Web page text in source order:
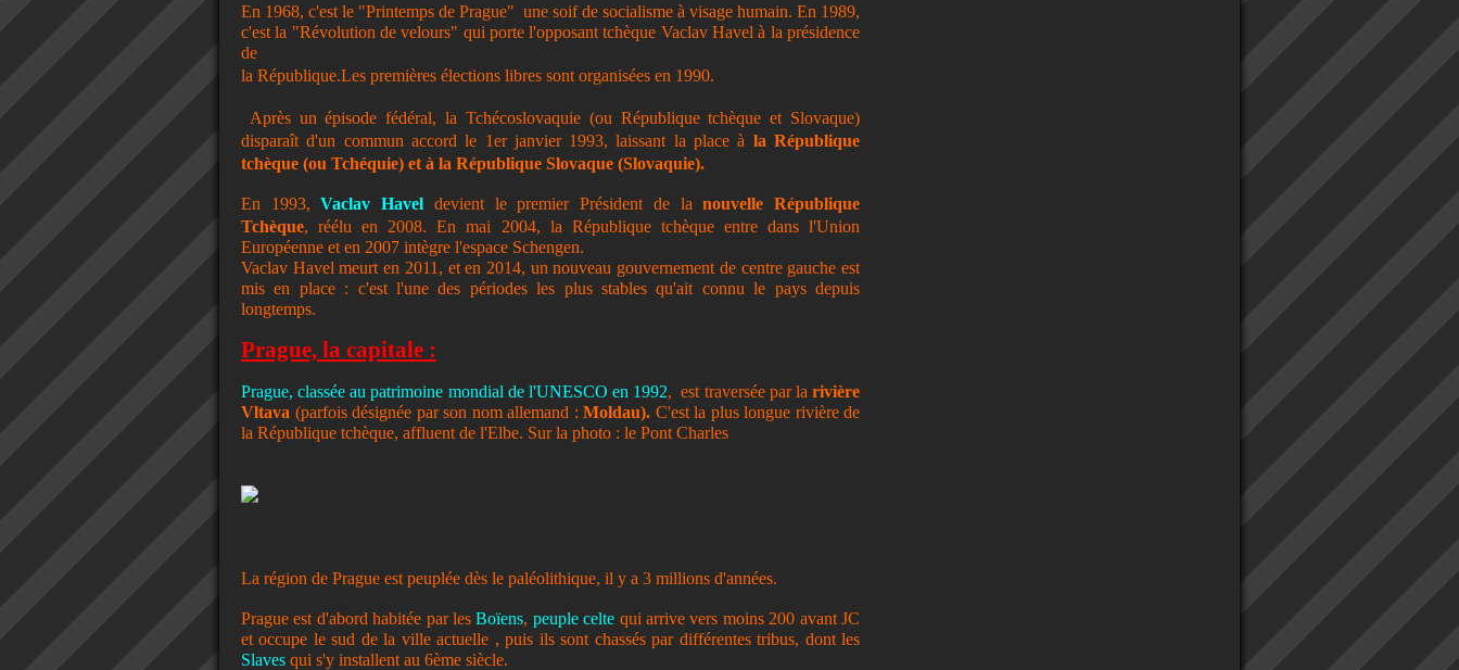
En 1968, c'est le "Printemps de Prague" une soif de socialisme à visage humain. En 1989,
c'est la "Révolution de velours" qui porte l'opposant tchèque Vaclav Havel à la présidence
de
la République.Les premières élections libres sont organisées en 1990.
Après un épisode fédéral,la Tchécoslovaquie(ou République tchèque et Slovaque)
disparaît d'un commun accord le 1er janvier 1993, laissant la place à la République
tchèque (ou Tchéquie) et à la République Slovaque (Slovaquie).
En 1993,Vaclav Havel devient le premier Président de lanouvelle République
Tchèque, réélu en 2008. En mai 2004, la Républiquetchèque entre dans l'Union
Européenne et en 2007 intègre l'espace Schengen.
Vaclav Havel meurt en 2011, et en 2014, un nouveau gouvernement de centre gauche est
mis en place : c'est l'une des périodes les plus stables qu'ait connu le pays depuis
longtemps.
Prague, la capitale :
Prague, classée au patrimoine mondial de l'UNESCO en 1992, est traversée par larivière
Vltava (parfois désignée par son nom allemand : Moldau). C'est la plus longue rivière de
la République tchèque, affluent de l'Elbe. Sur la photo : le Pont Charles
La région de Prague est peuplée dès le paléolithique, il y a 3 millions d'années.
Prague est d'abord habitée par lesBoïens, peuple celte qui arrive vers moins 200 avant JC
et occupe le sud de la ville actuelle , puis ils sont chassés par différentes tribus, dont les
Slaves qui s'y installent au 6ème siècle.